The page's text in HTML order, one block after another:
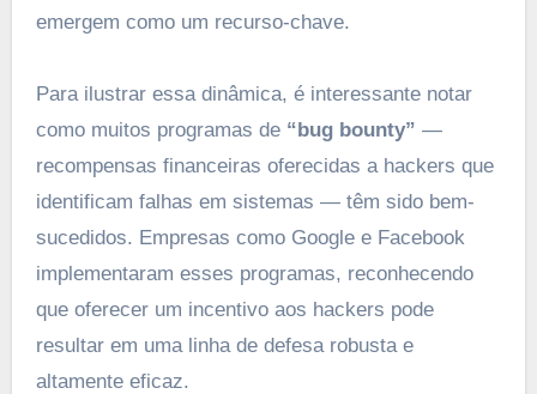
emergem como um recurso-chave.
Para ilustrar essa dinâmica, é interessante notar
como muitos programas de “bug bounty” —
recompensas financeiras oferecidas a hackers que
identificam falhas em sistemas — têm sido bem-
sucedidos. Empresas como Google e Facebook
implementaram esses programas, reconhecendo
que oferecer um incentivo aos hackers pode
resultar em uma linha de defesa robusta e
altamente eficaz.